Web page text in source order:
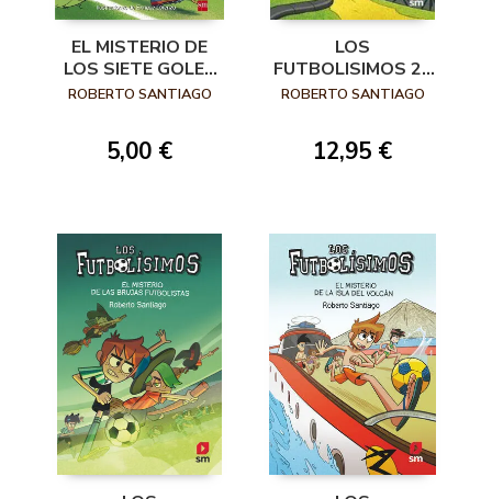
EL MISTERIO DE
LOS SIETE GOLES
EN PROPIA PUERTA
ROBERTO SANTIAGO
5,00 €
LOS
FUTBOLISIMOS 24
EL MISTERIO DEL
ROBERTO SANTIAGO
12,95 €